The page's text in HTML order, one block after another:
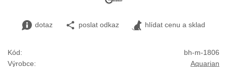
dotaz poslat odkaz hlídat cenu a sklad
Kód:
bh-m-1806
Výrobce:
Aquarian